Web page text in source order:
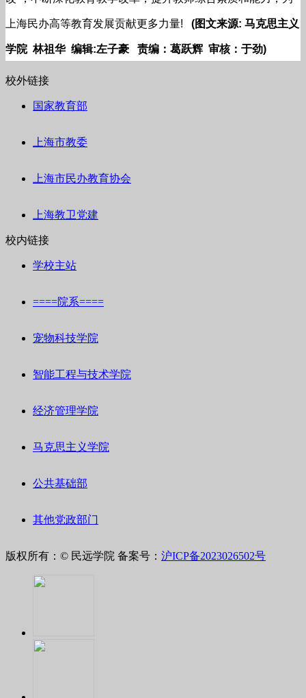
上海民办高等教育发展贡献更多力量! (图文来源: 马克思主义
学院 林祖华 编辑:左子豪 责编：葛跃辉 审核：于劲)
校外链接
国家教育部
上海市教委
上海市民办教育协会
上海教卫党建
校内链接
学校主站
====院系====
宠物科技学院
智能工程与技术学院
经济管理学院
马克思主义学院
公共基础部
其他党政部门
版权所有：© 民远学院 备案号： 沪ICP备2023026502号